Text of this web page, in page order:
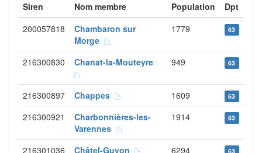
Siren Nom membre Population
Dpt
200057818
Chambaron sur
Morge
1779 63
216300830 Chanat-la-Mouteyre 949 63
216300897 Chappes 1609 63
216300921
Charbonnières-les-
Varennes
1914 63
216301036 Châtel-Guyon 6294 63